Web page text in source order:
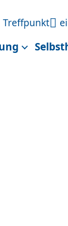
Treffpunkt